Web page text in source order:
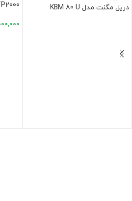
دریل مگنت مدل KBM 80 U